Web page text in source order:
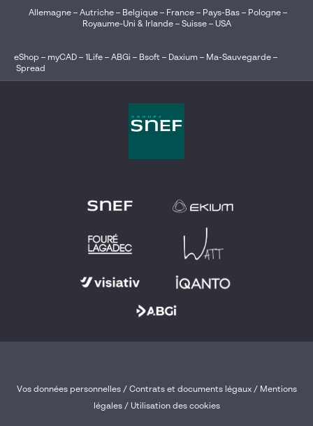
Allemagne– Autriche– Belgique – France– Pays-Bas– Pologne–
Royaume-Uni & Irlande– Suisse– USA
eShop – myCAD – 1Life – ABGi – Bsoft – Daxium – Ma-Sauvegarde –
Spread
Vos données personnelles/ Contrats et documents légaux/ Mentions
légales / Utilisation des cookies